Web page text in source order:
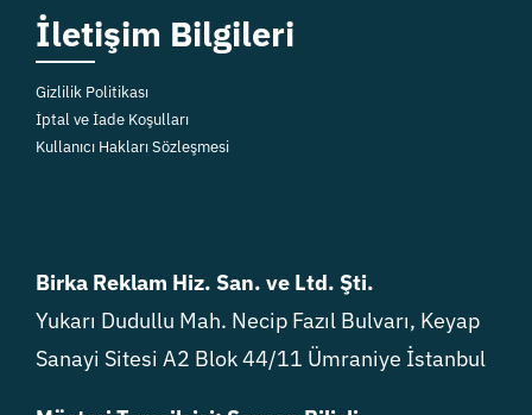
İletişim Bilgileri
Gizlilik Politikası
İptal ve İade Koşulları
Kullanıcı Hakları Sözleşmesi
Birka Reklam Hiz. San. ve Ltd. Şti.
Yukarı Dudullu Mah. Necip Fazıl Bulvarı, Keyap
Sanayi Sitesi A2 Blok 44/11 Ümraniye İstanbul